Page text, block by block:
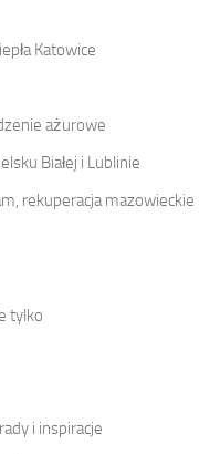
Katowice
ażurowe
Białej i Lublinie
rekuperacja mazowieckie
tylko
i inspiracje